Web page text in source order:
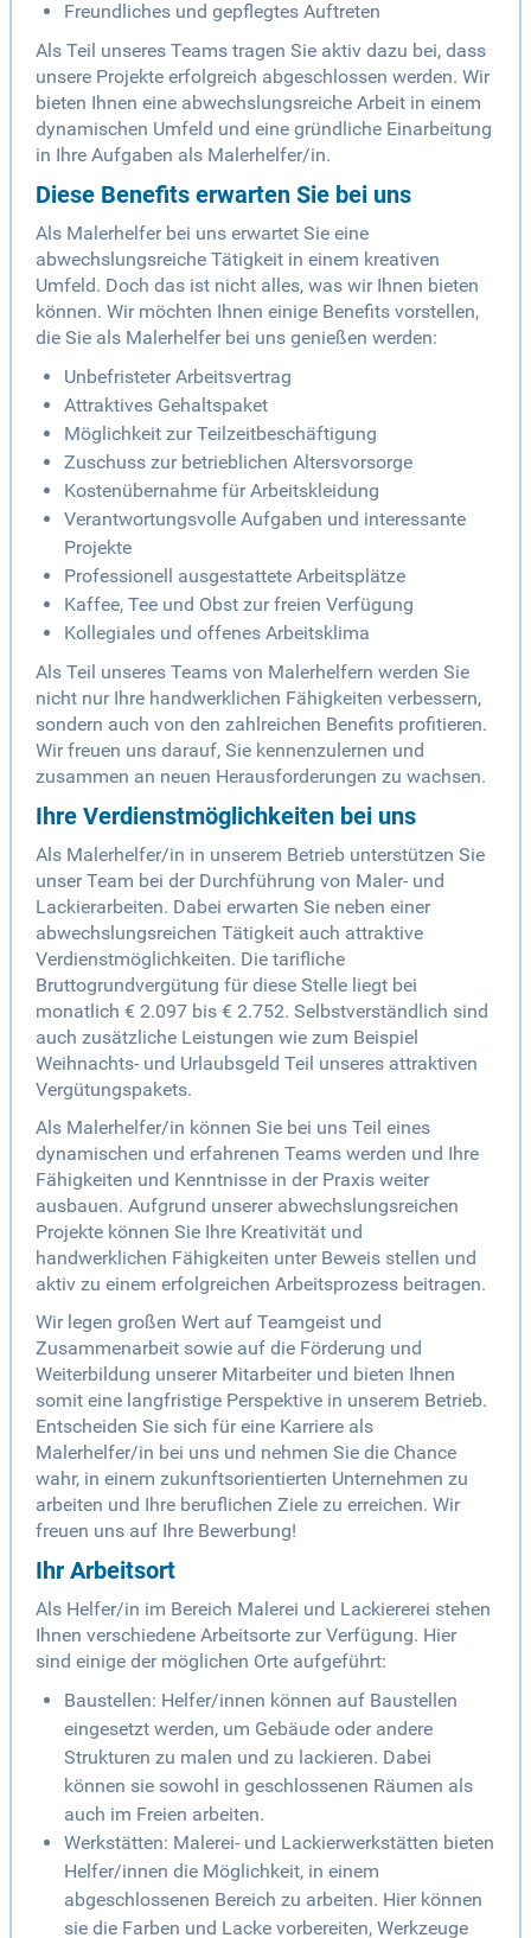
Freundliches und gepflegtes Auftreten
Als Teil unseres Teams tragen Sie aktiv dazu bei, dass
unsere Projekte erfolgreich abgeschlossen werden. Wir
bieten Ihnen eine abwechslungsreiche Arbeit in einem
dynamischen Umfeld und eine gründliche Einarbeitung
in Ihre Aufgaben als Malerhelfer/in.
Diese Benefits erwarten Sie bei uns
Als Malerhelfer bei uns erwartet Sie eine
abwechslungsreiche Tätigkeit in einem kreativen
Umfeld. Doch das ist nicht alles, was wir Ihnen bieten
können. Wir möchten Ihnen einige Benefits vorstellen,
die Sie als Malerhelfer bei uns genießen werden:
Unbefristeter Arbeitsvertrag
Attraktives Gehaltspaket
Möglichkeit zur Teilzeitbeschäftigung
Zuschuss zur betrieblichen Altersvorsorge
Kostenübernahme für Arbeitskleidung
Verantwortungsvolle Aufgaben und interessante
Projekte
Professionell ausgestattete Arbeitsplätze
Kaffee, Tee und Obst zur freien Verfügung
Kollegiales und offenes Arbeitsklima
Als Teil unseres Teams von Malerhelfern werden Sie
nicht nur Ihre handwerklichen Fähigkeiten verbessern,
sondern auch von den zahlreichen Benefits profitieren.
Wir freuen uns darauf, Sie kennenzulernen und
zusammen an neuen Herausforderungen zu wachsen.
Ihre Verdienstmöglichkeiten bei uns
Als Malerhelfer/in in unserem Betrieb unterstützen Sie
unser Team bei der Durchführung von Maler- und
Lackierarbeiten. Dabei erwarten Sie neben einer
abwechslungsreichen Tätigkeit auch attraktive
Verdienstmöglichkeiten. Die tarifliche
Bruttogrundvergütung für diese Stelle liegt bei
monatlich € 2.097 bis € 2.752. Selbstverständlich sind
auch zusätzliche Leistungen wie zum Beispiel
Weihnachts- und Urlaubsgeld Teil unseres attraktiven
Vergütungspakets.
Als Malerhelfer/in können Sie bei uns Teil eines
dynamischen und erfahrenen Teams werden und Ihre
Fähigkeiten und Kenntnisse in der Praxis weiter
ausbauen. Aufgrund unserer abwechslungsreichen
Projekte können Sie Ihre Kreativität und
handwerklichen Fähigkeiten unter Beweis stellen und
aktiv zu einem erfolgreichen Arbeitsprozess beitragen.
Wir legen großen Wert auf Teamgeist und
Zusammenarbeit sowie auf die Förderung und
Weiterbildung unserer Mitarbeiter und bieten Ihnen
somit eine langfristige Perspektive in unserem Betrieb.
Entscheiden Sie sich für eine Karriere als
Malerhelfer/in bei uns und nehmen Sie die Chance
wahr, in einem zukunftsorientierten Unternehmen zu
arbeiten und Ihre beruflichen Ziele zu erreichen. Wir
freuen uns auf Ihre Bewerbung!
Ihr Arbeitsort
Als Helfer/in im Bereich Malerei und Lackiererei stehen
Ihnen verschiedene Arbeitsorte zur Verfügung. Hier
sind einige der möglichen Orte aufgeführt:
Baustellen: Helfer/innen können auf Baustellen
eingesetzt werden, um Gebäude oder andere
Strukturen zu malen und zu lackieren. Dabei
können sie sowohl in geschlossenen Räumen als
auch im Freien arbeiten.
Werkstätten: Malerei- und Lackierwerkstätten bieten
Helfer/innen die Möglichkeit, in einem
abgeschlossenen Bereich zu arbeiten. Hier können
sie die Farben und Lacke vorbereiten, Werkzeuge